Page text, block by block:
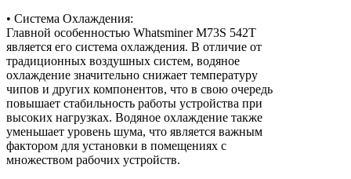
• Система Охлаждения:
Главной особенностью Whatsminer M73S 542T
является его система охлаждения. В отличие от
традиционных воздушных систем, водяное
охлаждение значительно снижает температуру
чипов и других компонентов, что в свою очередь
повышает стабильность работы устройства при
высоких нагрузках. Водяное охлаждение также
уменьшает уровень шума, что является важным
фактором для установки в помещениях с
множеством рабочих устройств.